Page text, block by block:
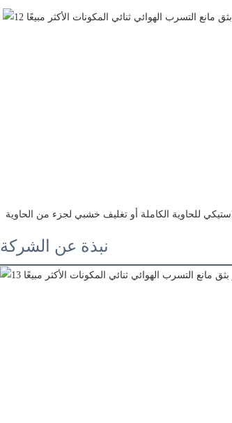
للحاوية الكاملة أو تغليف خشبي لجزء من الحاوية
نبذة عن الشركة